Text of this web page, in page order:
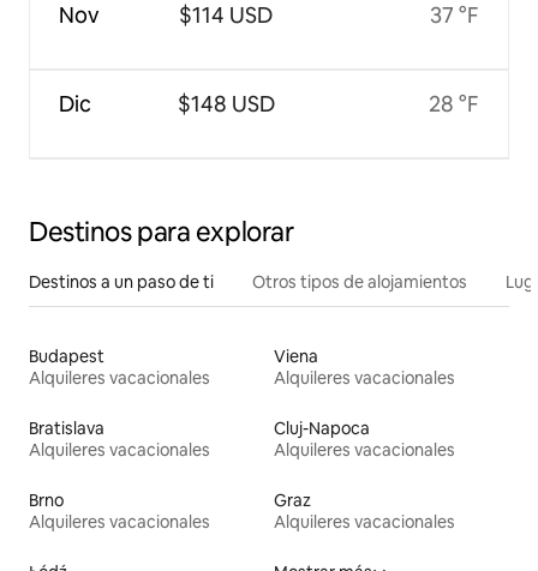
Nov
Dic
$114 USD
$148 USD
37 °F
28 °F
Destinos para explorar
Destinos a un paso de ti Otros tipos de alojamientos
Budapest
Alquileres vacacionales
Viena
Alquileres vacacionales
Bratislava
Alquileres vacacionales
Cluj-Napoca
Alquileres vacacionales
Brno
Alquileres vacacionales
Graz
Alquileres vacacionales